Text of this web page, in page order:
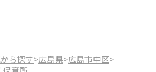
ら探す>広島県>広島市中区>